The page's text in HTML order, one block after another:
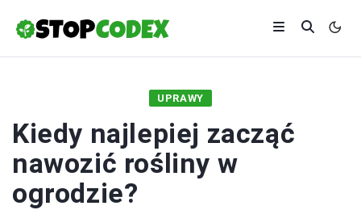
UPRAWY
Kiedy najlepiej zacząć
nawozić rośliny w
ogrodzie?